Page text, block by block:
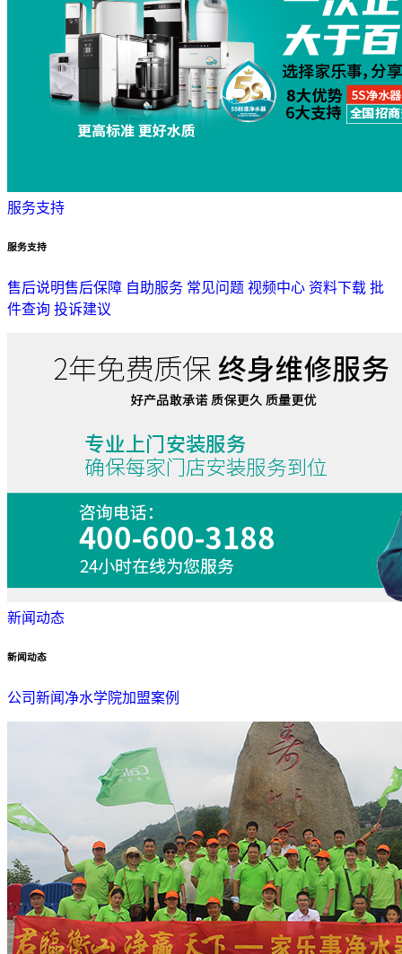
服务支持
服务支持
售后说明售后保障 自助服务 常见问题 视频中心 资料下载 批
件查询 投诉建议
新闻动态
新闻动态
公司新闻 净水学院加盟案例